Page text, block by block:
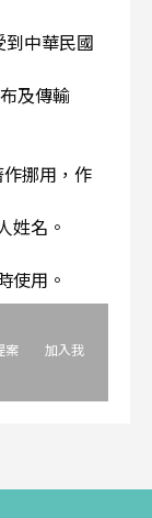
中華民國
及傳輸
作挪用，作
姓名。
使用。
案
加入我